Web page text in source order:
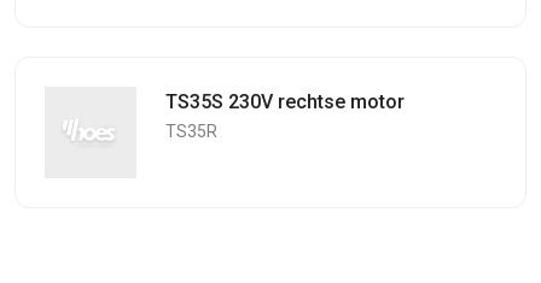
TS35S 230V rechtse motor
TS35R